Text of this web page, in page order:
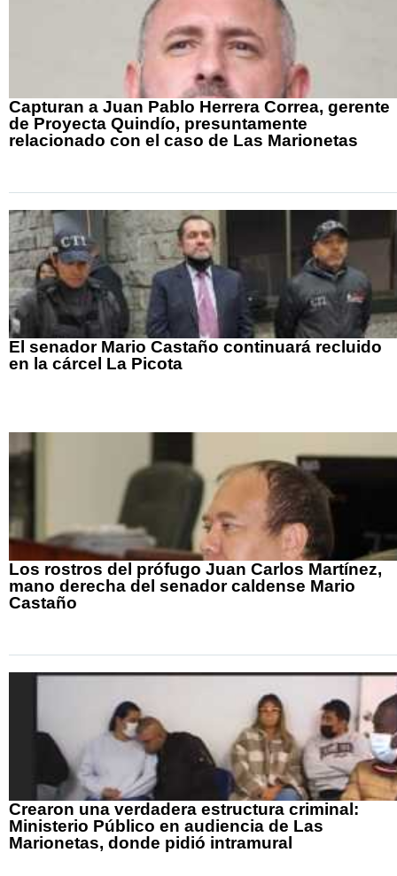
Capturan a Juan Pablo Herrera Correa, gerente
de Proyecta Quindío, presuntamente
relacionado con el caso de Las Marionetas
El senador Mario Castaño continuará recluido
en la cárcel La Picota
Los rostros del prófugo Juan Carlos Martínez,
mano derecha del senador caldense Mario
Castaño
Crearon una verdadera estructura criminal:
Ministerio Público en audiencia de Las
Marionetas, donde pidió intramural